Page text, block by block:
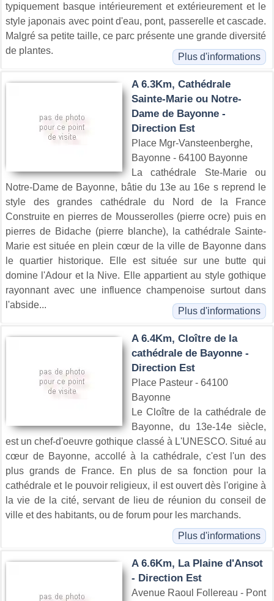
typiquement basque intérieurement et extérieurement et le
style japonais avec point d'eau, pont, passerelle et cascade.
Malgré sa petite taille, ce parc présente une grande diversité
de plantes.
Plus d'informations
A 6.3Km, Cathédrale
Sainte-Marie ou Notre-
Dame de Bayonne -
Direction Est
Place Mgr-Vansteenberghe,
Bayonne - 64100 Bayonne
La cathédrale Ste-Marie ou
Notre-Dame de Bayonne, bâtie du 13e au 16e s reprend le
style des grandes cathédrale du Nord de la France
Construite en pierres de Mousserolles (pierre ocre) puis en
pierres de Bidache (pierre blanche), la cathédrale Sainte-
Marie est située en plein cœur de la ville de Bayonne dans
le quartier historique. Elle est située sur une butte qui
domine l'Adour et la Nive. Elle appartient au style gothique
rayonnant avec une influence champenoise surtout dans
l'abside...
Plus d'informations
A 6.4Km, Cloître de la
cathédrale de Bayonne -
Direction Est
Place Pasteur - 64100
Bayonne
Le Cloître de la cathédrale de
Bayonne, du 13e-14e siècle,
est un chef-d'oeuvre gothique classé à L'UNESCO. Situé au
cœur de Bayonne, accollé à la cathédrale, c'est l'un des
plus grands de France. En plus de sa fonction pour la
cathédrale et le pouvoir religieux, il est ouvert dès l'origine à
la vie de la cité, servant de lieu de réunion du conseil de
ville et des habitants, ou de forum pour les marchands.
Plus d'informations
A 6.6Km, La Plaine d'Ansot
- Direction Est
Avenue Raoul Follereau - Pont